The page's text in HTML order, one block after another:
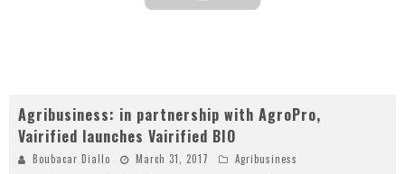
Agribusiness: in partnership with AgroPro,
Vairified launches Vairified BIO
Boubacar Diallo March 31, 2017 Agribusiness